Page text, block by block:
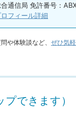
通信局 免許番号：
ロフィール詳細
や体験談など、 ぜひ気
プできます）